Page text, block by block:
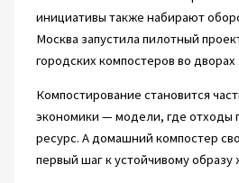
инициативы также набирают
Москва запустила пилотный
городских компостеров во
Компостирование становится
экономики — модели, где отходы
ресурс. А домашний компостер
первый шаг к устойчивому образу